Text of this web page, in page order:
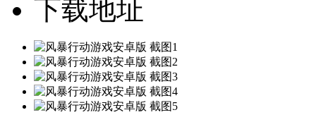
下载地址